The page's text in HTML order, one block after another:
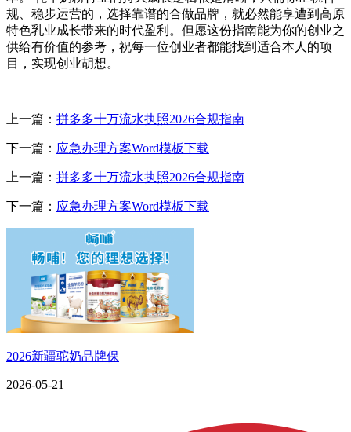
规、稳步运营的，选择靠谱的合做品牌，就必然能享遭到高原
特色乳业成长带来的时代盈利。但愿这份指南能为你的创业之
供给有价值的参考，祝每一位创业者都能找到适合本人的项
目，实现创业胡想。
上一篇： 拼多多十万流水执照2026合规指南
下一篇： 应急办理方案Word模板下载
上一篇： 拼多多十万流水执照2026合规指南
下一篇： 应急办理方案Word模板下载
2026新疆驼奶品牌保
2026-05-21